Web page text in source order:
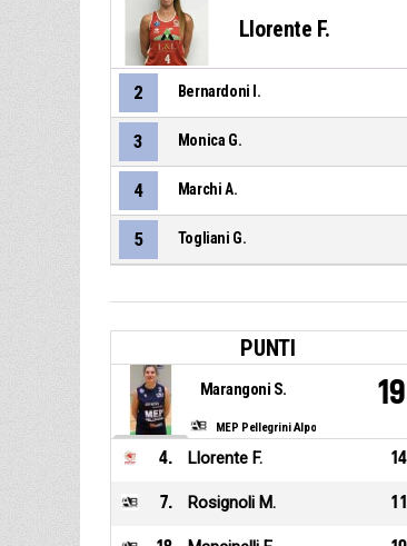
Llorente F.
2 Bernardoni I.
3 Monica G.
4 Marchi A.
5 Togliani G.
PUNTI
MEP Pellegrini Alpo
Marangoni S. 19
4. Llorente F. 14
7. Rosignoli M. 11